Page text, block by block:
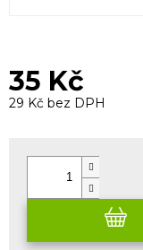
35 Kč
29 Kč bez DPH